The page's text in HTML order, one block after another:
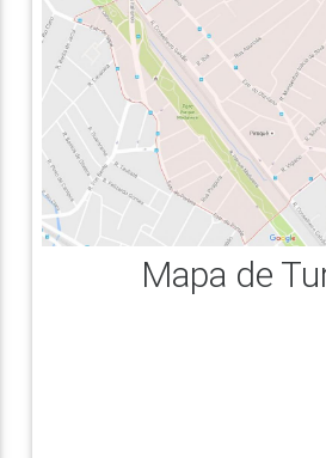
Mapa de